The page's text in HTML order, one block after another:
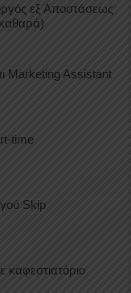
εξ Αποστάσεως
Marketing Assistant
time
Skip
καφεστιατόριο